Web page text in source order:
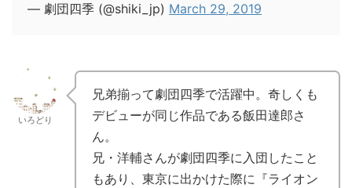
— 劇団四季 (@shiki_jp) March 29, 2019
いろどり
兄弟揃って劇団四季で活躍中。奇しくも
デビューが同じ作品である飯田達郎さ
ん。
兄・洋輔さんが劇団四季に入団したこと
もあり、東京に出かけた際に『ライオン